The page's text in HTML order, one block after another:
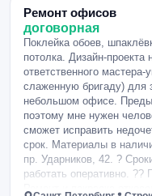
которая умеет
и выполнять комплекс
Рассмотрим бригады,
работы; — штукатурку
плиточные работы; —
электрику; —
работы. Для нас важно:
Качественное
Ответственное
работать по
инструмента ? Желание
основе Мы не ищем
ответственные
Ремонт офисов
договорная
Поклейка обоев,
потолка. Дизайн-
ответственного
слаженную бригаду) для
небольшом офисе.
поэтому мне нужен
сможет исправить
срок. Материалы в
пр. Ударников, 42. ?
работать оперативно. ??
Ремонт и покраска